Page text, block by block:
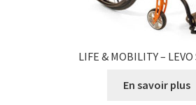
LIFE & MOBILITY –
En savoir plus